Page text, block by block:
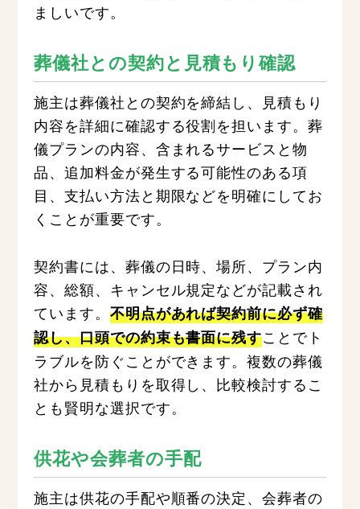
ましいです。
葬儀社との契約と見積もり確認
施主は葬儀社との契約を締結し、見積もり
内容を詳細に確認する役割を担います。葬
儀プランの内容、含まれるサービスと物
品、追加料金が発生する可能性のある項
目、支払い方法と期限などを明確にしてお
くことが重要です。
契約書には、葬儀の日時、場所、プラン内
容、総額、キャンセル規定などが記載され
ています。 不明点があれば契約前に必ず確
認し、口頭での約束も書面に残すことでト
ラブルを防ぐことができます。複数の葬儀
社から見積もりを取得し、比較検討するこ
とも賢明な選択です。
供花や会葬者の手配
施主は供花の手配や順番の決定、会葬者の